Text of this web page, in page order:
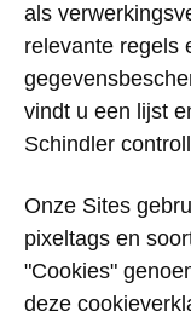
als
relevante regels
vindt u een lijst
Schindler
Onze Sites
pixeltags en
"Cookies"
deze